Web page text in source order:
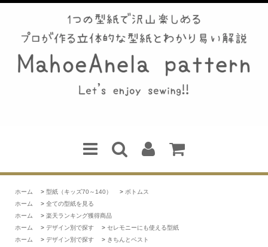
ホーム > 型紙（キッズ70～140） > ボトムス
ホーム
> 全ての型紙を見る
ホーム
> 楽天ランキング獲得商品
ホーム
> デザイン別で探す > セレモニーにも使える型紙
ホーム
> デザイン別で探す > きちんとベスト